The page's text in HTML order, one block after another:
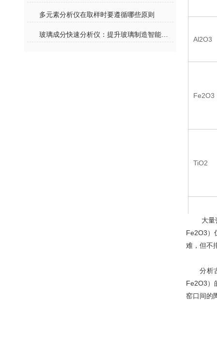
多元素分析仪在取样时要遵循哪些原则
Al2O3
Fe2O3
TiO2
CaO（
大
Fe2O3）
难，但不
分析
Fe2O3）
窑口间的